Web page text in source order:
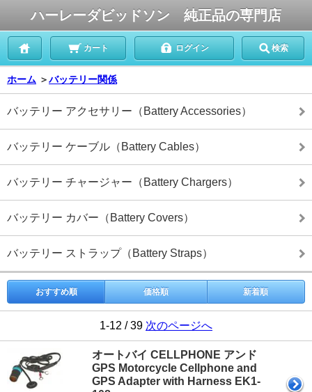
ハーレーダビッドソン 純正品の専門店
カート ログイン 検索
ホーム ＞バッテリー関係
バッテリー アクセサリー（Battery Accessories）
バッテリー ケーブル（Battery Cables）
バッテリー チャージャー（Battery Chargers）
バッテリー カバー（Battery Covers）
バッテリー ストラップ（Battery Straps）
おすすめ順 価格順 新着順
1-12 / 39 次のページへ
オートバイ CELLPHONE アンド
GPS Motorcycle Cellphone and
GPS Adapter with Harness EK1-